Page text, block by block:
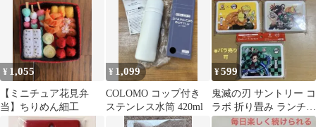
¥ 1,055
【ミニチュア花見弁
当】ちりめん細工
¥ 1,099
COLOMO コップ付き
ステンレス水筒 420ml
¥599
鬼滅の刃 サントリー コ
ラボ 折り畳み ランチボ
ックス 3個セット(バラ